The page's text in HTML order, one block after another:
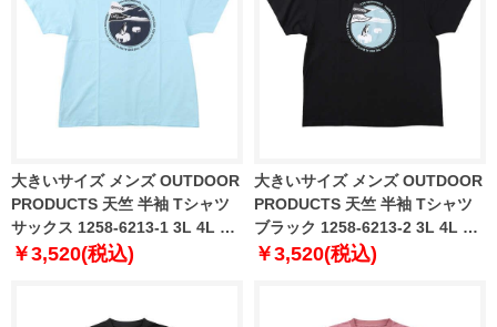
大きいサイズ メンズ OUTDOOR
PRODUCTS 天竺 半袖 Tシャツ
サックス 1258-6213-1 3L 4L 5L
6L 7L 8L
￥3,520(税込)
大きいサイズ メンズ OUTDOOR
PRODUCTS 天竺 半袖 Tシャツ
ブラック 1258-6213-2 3L 4L 5L
6L 7L 8L
￥3,520(税込)